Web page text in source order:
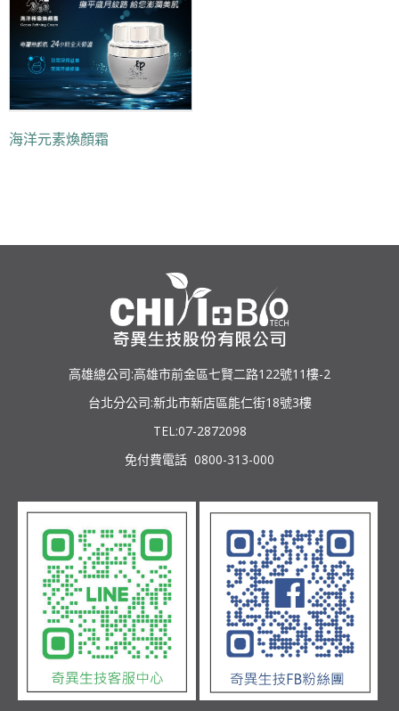
海洋元素煥顏霜
高雄總公司:高雄市前金區七賢二路122號11樓-2
台北分公司:新北市新店區能仁街18號3樓
TEL:07-2872098
免付費電話 0800-313-000